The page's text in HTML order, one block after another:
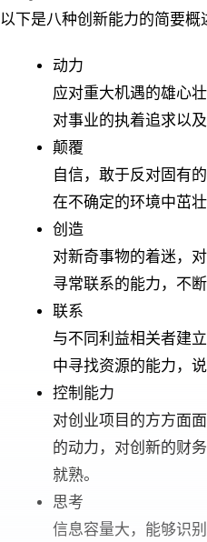
以下是八种创新能力的简要概
动力
应对重大机遇的雄心
对事业的执着追求以
颠覆
自信，敢于反对固有
在不确定的环境中茁壮
创造
对新奇事物的着迷，
寻常联系的能力，不断
联系
与不同利益相关者建
中寻找资源的能力，
控制能力
对创业项目的方方面
的动力，对创新的财
就熟。
思考
信息容量大，能够识